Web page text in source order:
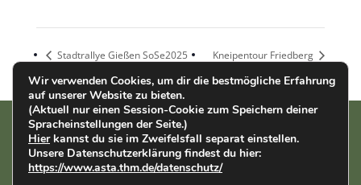
Stadtrallye Gießen SoSe2025 Kneipentour Friedberg
AStA der THM | Wiesenstr. 14 | 35390 Gießen |Impressum
Datenschutz
Wir verwenden Cookies, um dir die bestmögliche Erfahrung
auf unserer Website zu bieten.
(Aktuell nur einen Session-Cookie zum Speichern deiner
Spracheinstellungen der Seite.)
Hierkannst du sie im Zweifelsfall separat einstellen.
Unsere Datenschutzerklärung findest du hier:
https://www.asta.thm.de/datenschutz/